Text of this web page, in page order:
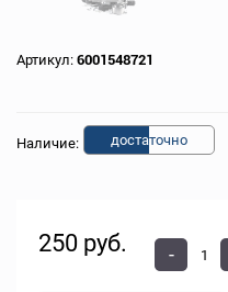
Артикул: 6001548721
Наличие: достаточно
250 руб. -